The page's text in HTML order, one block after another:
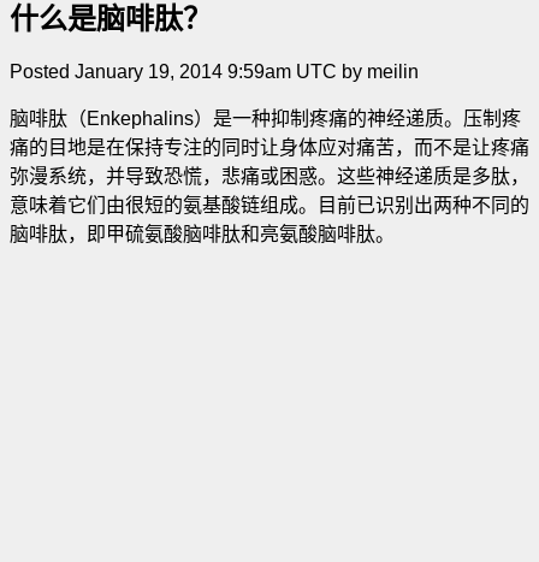
什么是脑啡肽？
Posted January 19, 2014 9:59am UTC by meilin
脑啡肽（Enkephalins）是一种抑制疼痛的神经递质。压制疼
痛的目地是在保持专注的同时让身体应对痛苦，而不是让疼痛
弥漫系统，并导致恐慌，悲痛或困惑。这些神经递质是多肽，
意味着它们由很短的氨基酸链组成。目前已识别出两种不同的
脑啡肽，即甲硫氨酸脑啡肽和亮氨酸脑啡肽。